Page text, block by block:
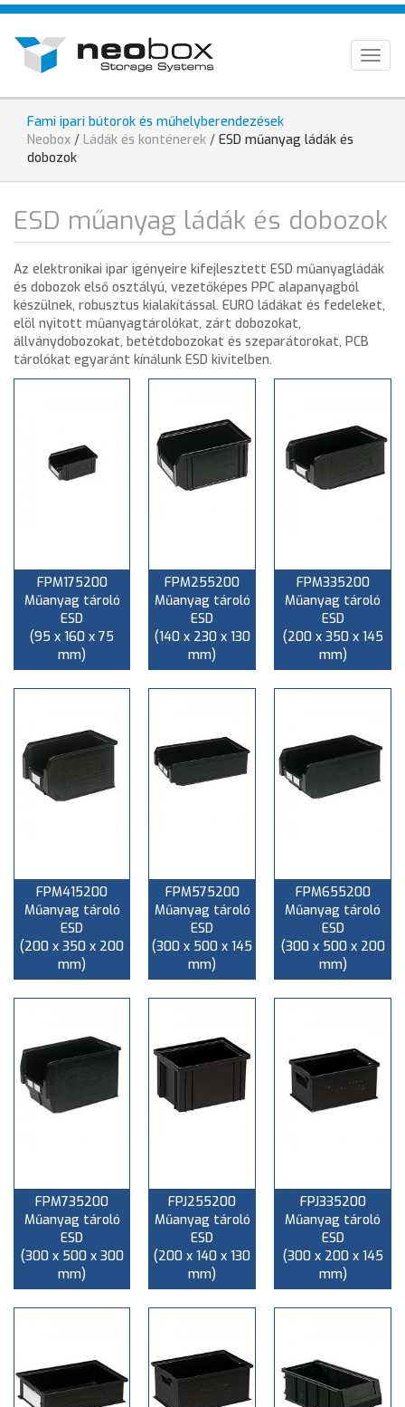
Ugrás
tartalomra
EN
Fami ipari bútorok és műhelyberendezések
Jelenlegi
hely
Neobox / Ládák és konténerek / ESD műanyag ládák és
dobozok
ESD műanyag ládák és dobozok
Az elektronikai ipar igényeire kifejlesztett ESD műanyagládák
és dobozok első osztályú, vezetőképes PPC alapanyagból
készülnek, robusztus kialakítással. EURO ládákat és fedeleket,
elöl nyitott műanyagtárolókat, zárt dobozokat,
állványdobozokat, betétdobozokat és szeparátorokat, PCB
tárolókat egyaránt kínálunk ESD kivitelben.
FPM175200
Műanyag tároló
ESD
(95 x 160 x 75
mm)
FPM255200
Műanyag tároló
ESD
(140 x 230 x 130
mm)
FPM335200
Műanyag tároló
ESD
(200 x 350 x 145
mm)
FPM415200
Műanyag tároló
ESD
(200 x 350 x 200
mm)
FPM575200
Műanyag tároló
ESD
(300 x 500 x 145
mm)
FPM655200
Műanyag tároló
ESD
(300 x 500 x 200
mm)
FPM735200
Műanyag tároló
ESD
(300 x 500 x 300
mm)
FPJ255200
Műanyag tároló
ESD
(200 x 140 x 130
mm)
FPJ335200
Műanyag tároló
ESD
(300 x 200 x 145
mm)